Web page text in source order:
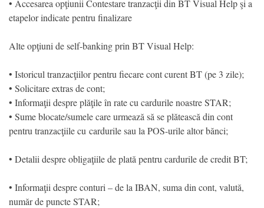
• Accesarea opţiunii Contestare tranzacţii din BT Visual Help şi a
etapelor indicate pentru finalizare
Alte opţiuni de self-banking prin BT Visual Help:
• Istoricul tranzacţiilor pentru fiecare cont curent BT (pe 3 zile);
• Solicitare extras de cont;
• Informaţii despre plăţile în rate cu cardurile noastre STAR;
• Sume blocate/sumele care urmează să se plătească din cont
pentru tranzacţiile cu cardurile sau la POS-urile altor bănci;
• Detalii despre obligaţiile de plată pentru cardurile de credit BT;
• Informaţii despre conturi – de la IBAN, suma din cont, valută,
număr de puncte STAR;